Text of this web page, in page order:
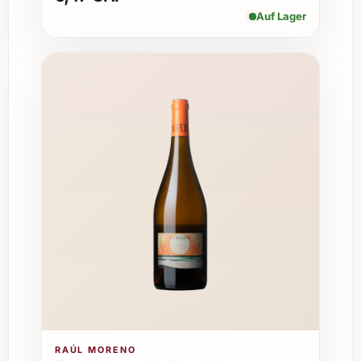
Sommerfeste mit edlen Speisen
Veranstaltungen in Restaurants und
Erweiterung des Weinkellers mit
hochwertigen Magnum-Flaschen
Tipps zur Lagerung und Genuss
Lagern Sie den Wein idealerweise
dunkel, kühl und bei konstanter
Temperatur zwischen 12 und 15 °C.
Bouquet voll zu entfalten.
Auf Lager
RAÚL MORENO